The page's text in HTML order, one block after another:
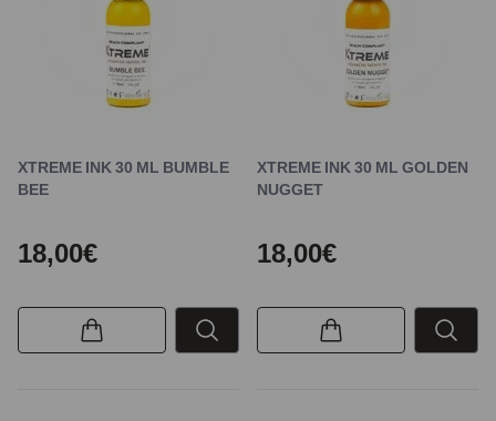
XTREME INK 30 ML BUMBLE
BEE
18,00€
XTREME INK 30 ML GOLDEN
NUGGET
18,00€